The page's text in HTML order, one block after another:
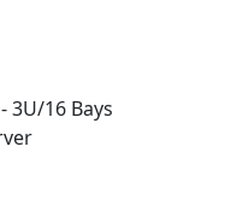
3U/16 Bays